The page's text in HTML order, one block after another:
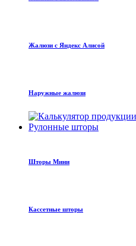
Жалюзи с Яндекс Алисой
Наружные жалюзи
Рулонные шторы
Шторы Мини
Кассетные шторы